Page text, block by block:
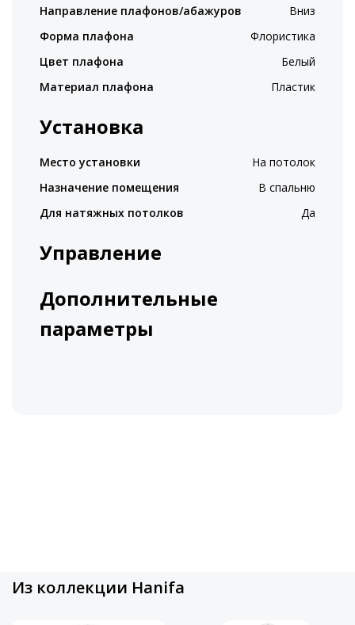
Направление плафонов/абажуров
Вниз
Форма плафона
Флористика
Цвет плафона
Белый
Материал плафона
Пластик
Установка
Место установки
На потолок
Назначение помещения
В спальню
Для натяжных потолков
Да
Управление
Дополнительные
параметры
Из коллекции Hanifa